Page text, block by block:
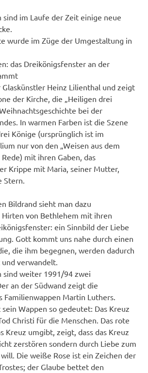
sind im Laufe der Zeit einige neue
wurde im Züge der Umgestaltung in
das Dreikönigsfenster an der
Heinz Lilienthal und zeigt
der Kirche, die „Heiligen drei
bei der
In warmen Farben ist die Szene
Könige (ursprünglich ist im
nur von den „Weisen aus dem
mit ihren Gaben, das
Krippe mit Maria, seiner Mutter,
Stern.
Bildrand sieht man dazu
Hirten von Bethlehem mit ihren
ein Sinnbild der Liebe
Gott kommt uns nahe durch einen
die ihm begegnen, werden dadurch
verwandelt.
sind weiter 1991/94 zwei
an der Südwand zeigt die
Familienwappen Martin Luthers.
Wappen so gedeutet: Das Kreuz
Christi für die Menschen. Das rote
Kreuz umgibt, zeigt, dass das Kreuz
zerstören sondern durch Liebe zum
Die weiße Rose ist ein Zeichen der
der Glaube bettet den